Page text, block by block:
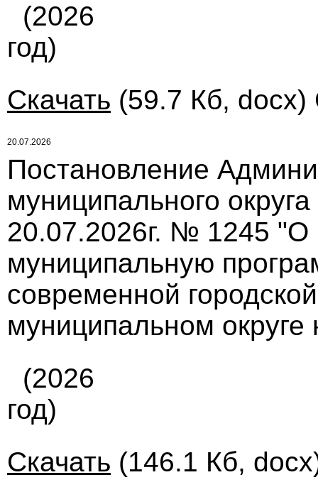
(2026
год)
Скачать (59.7 Кб, docx)
20.07.2026
Постановление
муниципального
20.07.2026г. № 1245 "О
муниципальную
современной
муниципальном
(2026
год)
Скачать (146.1 Кб,